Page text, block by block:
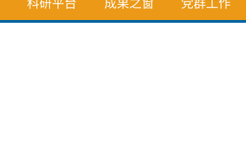
科研平台 成果之窗 党群工作